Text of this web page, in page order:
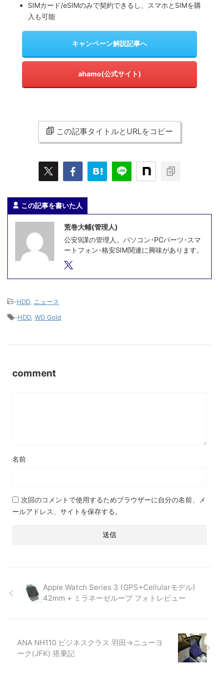
SIMカード/eSIMのみで契約できるし、スマホとSIMを購
入も可能
キャンペーン解説記事へ
ahamo(公式サイト)
この記事タイトルとURLをコピー
この記事を書いた人
荒巻大輔(管理人)
公安9課の管理人。パソコン･PCパーツ･スマ
ートフォン･格安SIM関連に興味があります。
-HDD, ニュース
-HDD, WD Gold
comment
名前
次回のコメントで使用するためブラウザーに自分の名前、メ
ールアドレス、サイトを保存する。
Apple Watch Series 3 (GPS+Cellularモデル)
42mm + ミラネーゼループ フォトレビュー
ANA NH110 ビジネスクラス 羽田→ニューヨ
ーク(JFK) 搭乗記